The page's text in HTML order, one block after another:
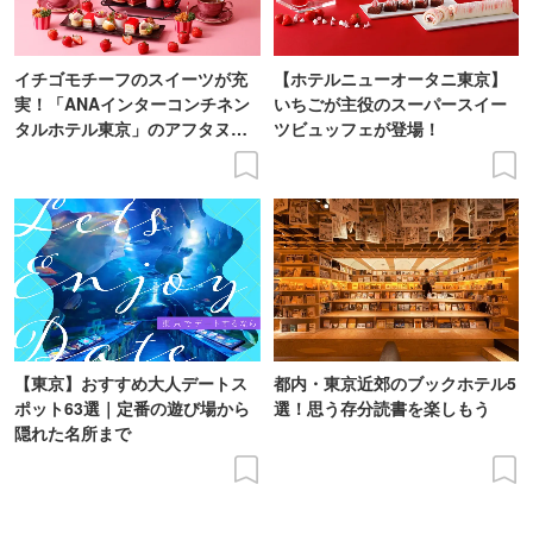
イチゴモチーフのスイーツが充
実！「ANAインターコンチネン
タルホテル東京」のアフタヌー
【ホテルニューオータニ東京】
いちごが主役のスーパースイー
ツビュッフェが登場！
【東京】おすすめ大人デートス
ポット63選｜定番の遊び場から
隠れた名所まで
都内・東京近郊のブックホテル5
選！思う存分読書を楽しもう